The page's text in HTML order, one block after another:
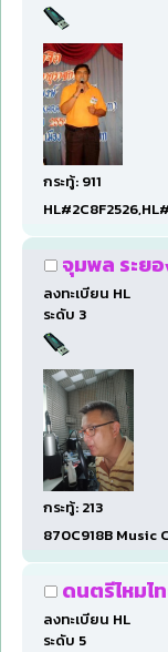
กระทู้: 911
จุมพล ระย
ลงทะเบียน HL
ระดับ 3
กระทู้: 213
870C918B Music
ดนตรีไหมไ
ลงทะเบียน HL
ระดับ 5